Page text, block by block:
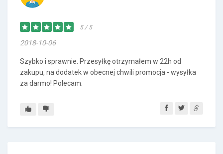
5 / 5
2018-10-06
Szybko i sprawnie. Przesyłkę otrzymałem w 22h od
zakupu, na dodatek w obecnej chwili promocja - wysyłka
za darmo! Polecam.